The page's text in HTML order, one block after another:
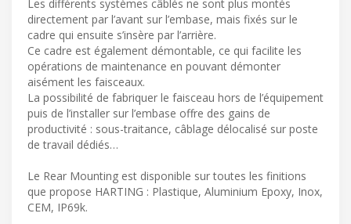
Les différents systèmes câblés ne sont plus montés
directement par l’avant sur l’embase, mais fixés sur le
cadre qui ensuite s’insère par l’arrière.
Ce cadre est également démontable, ce qui facilite les
opérations de maintenance en pouvant démonter
aisément les faisceaux.
La possibilité de fabriquer le faisceau hors de l’équipement
puis de l’installer sur l’embase offre des gains de
productivité : sous-traitance, câblage délocalisé sur poste
de travail dédiés…
Le Rear Mounting est disponible sur toutes les finitions
que propose HARTING : Plastique, Aluminium Epoxy, Inox,
CEM, IP69k.